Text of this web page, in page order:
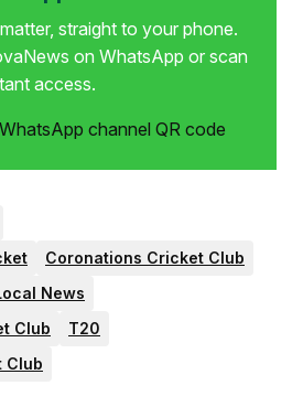
straight to your phone.
on WhatsApp or scan
access.
Coronations Cricket Club
News
Club
T20
Club